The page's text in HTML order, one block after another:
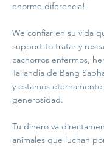
enorme diferencia!
We confiar en su vida
support to tratar y
cachorros enfermos,
Tailandia de Bang
y estamos
generosidad.
Tu dinero va
animales que luchan